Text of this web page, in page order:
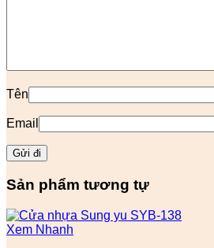
Tên
Email
Sản phẩm tương tự
Xem Nhanh